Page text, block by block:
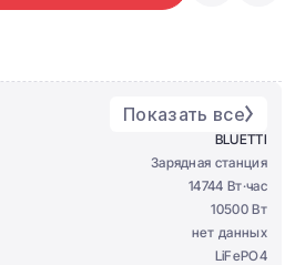
Показать все
BLUETTI
Зарядная станция
14744 Вт·час
10500 Вт
нет данных
LiFePO4